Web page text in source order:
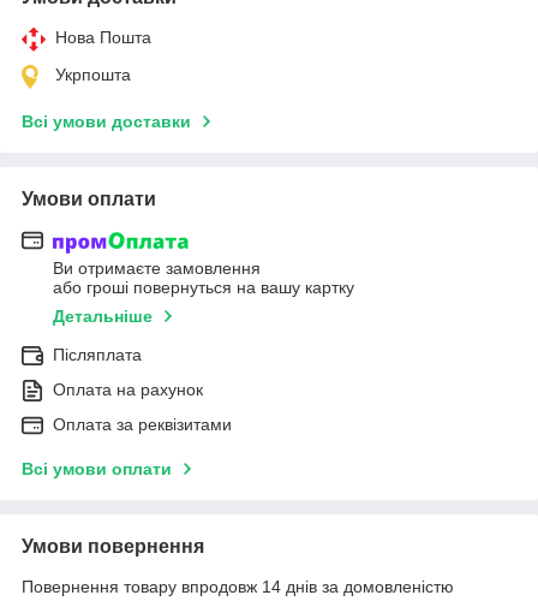
Нова Пошта
Укрпошта
Всі умови доставки
Умови оплати
Ви отримаєте замовлення
або гроші повернуться на вашу картку
Детальніше
Післяплата
Оплата на рахунок
Оплата за реквізитами
Всі умови оплати
Умови повернення
Повернення товару впродовж 14 днів за домовленістю